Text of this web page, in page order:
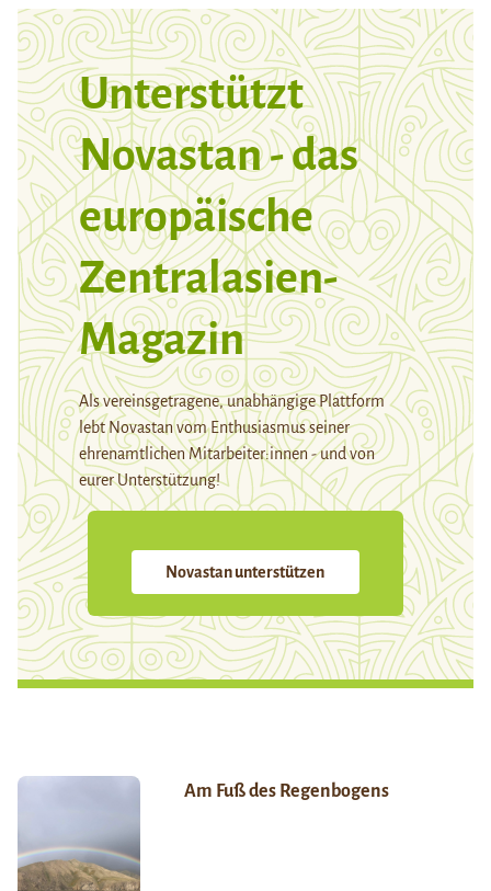
Unterstützt
Novastan - das
europäische
Zentralasien-
Magazin
Als vereinsgetragene, unabhängige Plattform
lebt Novastan vom Enthusiasmus seiner
ehrenamtlichen Mitarbeiter:innen - und von
eurer Unterstützung!
Novastan unterstützen
Am Fuß des Regenbogens